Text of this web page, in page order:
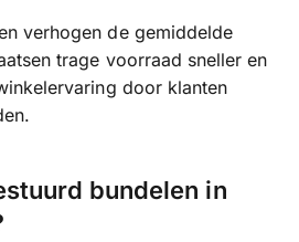
verhogen de gemiddelde
trage voorraad sneller en
door klanten
bundelen in